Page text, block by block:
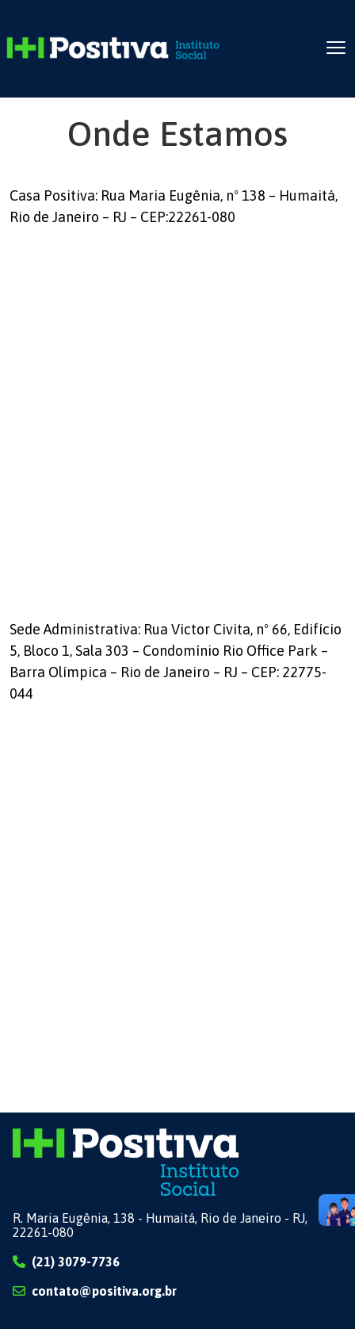
Onde Estamos
Casa Positiva: Rua Maria Eugênia, nº 138 – Humaitá,
Rio de Janeiro – RJ – CEP:22261-080
Sede Administrativa: Rua Victor Civita, nº 66, Edifício
5, Bloco 1, Sala 303 – Condomínio Rio Office Park –
Barra Olímpica – Rio de Janeiro – RJ – CEP: 22775-
044
R. Maria Eugênia, 138 - Humaitá, Rio de Janeiro - RJ,
22261-080
(21) 3079-7736
contato@positiva.org.br